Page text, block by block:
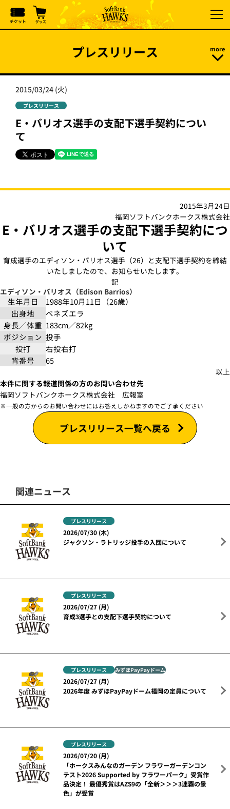
プレスリリース
2015/03/24 (火)
プレスリリース
E・バリオス選手の支配下選手契約につい
て
2015年3月24日
福岡ソフトバンクホークス株式会社
E・バリオス選手の支配下選手契約につ
いて
育成選手のエディソン・バリオス選手（26）と支配下選手契約を締結
いたしましたので、お知らせいたします。
記
エディソン・バリオス（Edison Barrios）
生年月日
1988年10月11日（26歳）
出身地
ベネズエラ
身長／体重 183cm／82kg
ポジション 投手
投打
右投右打
背番号
65
以上
本件に関する報道関係の方のお問い合わせ先
福岡ソフトバンクホークス株式会社 広報室
※一般の方からのお問い合わせにはお答えしかねますのでご了承ください
プレスリリース一覧へ戻る
関連ニュース
プレスリリース
2026/07/30 (木)
ジャクソン・ラトリッジ投手の入団について
プレスリリース
2026/07/27 (月)
育成3選手との支配下選手契約について
プレスリリース みずほPayPayドーム
2026/07/27 (月)
2026年度 みずほPayPayドーム福岡の定員について
プレスリリース
2026/07/20 (月)
「ホークスみんなのガーデン フラワーガーデンコン
テスト2026 Supported by フラワーパーク」受賞作
品決定！ 最優秀賞はAZS9の「全新＞＞＞3連覇の景
色」が受賞